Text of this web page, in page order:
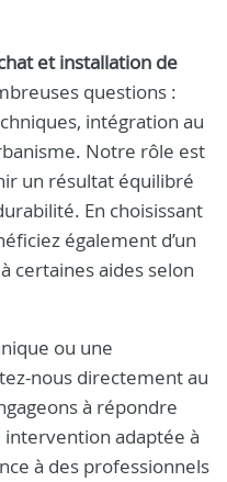
et installation de
questions :
intégration au
Notre rôle est
un résultat équilibré
En choisissant
également d’un
certaines aides selon
ou une
nous directement au
à répondre
adaptée à
à des professionnels